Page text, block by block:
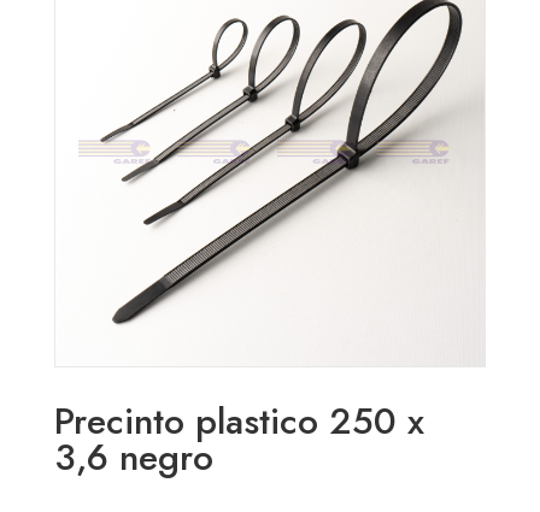
Precinto plastico 250 x
3,6 negro